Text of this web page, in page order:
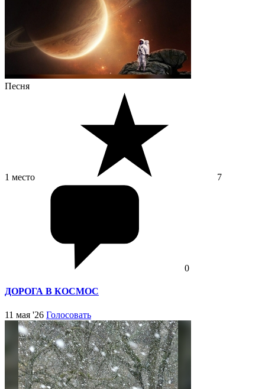
Песня
1 место 7
0
ДОРОГА В КОСМОС
11 мая '26 Голосовать